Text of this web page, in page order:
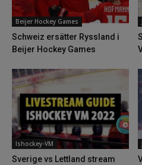
Beijer Hockey Games
Schweiz ersätter Ryssland i
Beijer Hockey Games
Ishockey-VM
Sverige vs Lettland stream